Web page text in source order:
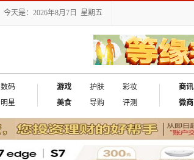
今天是：2026年8月7日 星期五
数码
明星
游戏 护肤
彩妆
美食
导购 评测
商讯
微商